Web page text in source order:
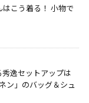
はこう着る！ 小物で
秀逸セットアップは
ン」のバッグ＆シュ